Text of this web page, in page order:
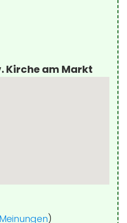
Kirche am Markt
)